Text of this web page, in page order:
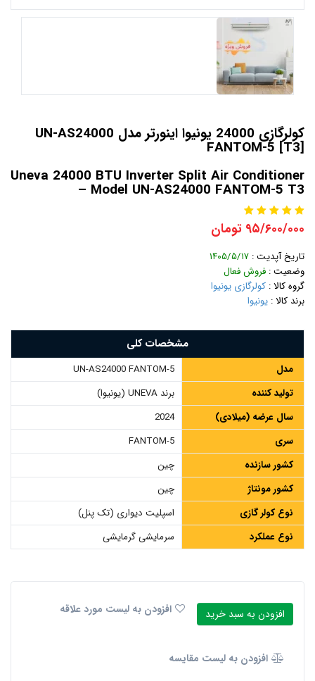
کولرگازی 24000 یونیوا اینورتر مدل UN-AS24000
FANTOM-5 [T3]
Uneva 24000 BTU Inverter Split Air Conditioner
– Model UN-AS24000 FANTOM-5 T3
۹۵/۶۰۰/۰۰۰ تومان
تاریخ آپدیت : ۱۴۰۵/۵/۱۷
وضعیت : فروش فعال
گروه کالا : کولرگازی یونیوا
برند کالا : یونیوا
مشخصات کلی
مدل
UN-AS24000 FANTOM-5
تولید کننده
برند UNEVA (یونیوا)
سال عرضه (میلادی)
2024
سری
FANTOM-5
کشور سازنده
چین
کشور مونتاژ
چین
نوع کولر گازی
اسپلیت دیواری (تک پنل)
نوع عملکرد
سرمایشی گرمایشی
افزودن به سبد خرید افزودن به لیست مورد علاقه
افزودن به لیست مقایسه